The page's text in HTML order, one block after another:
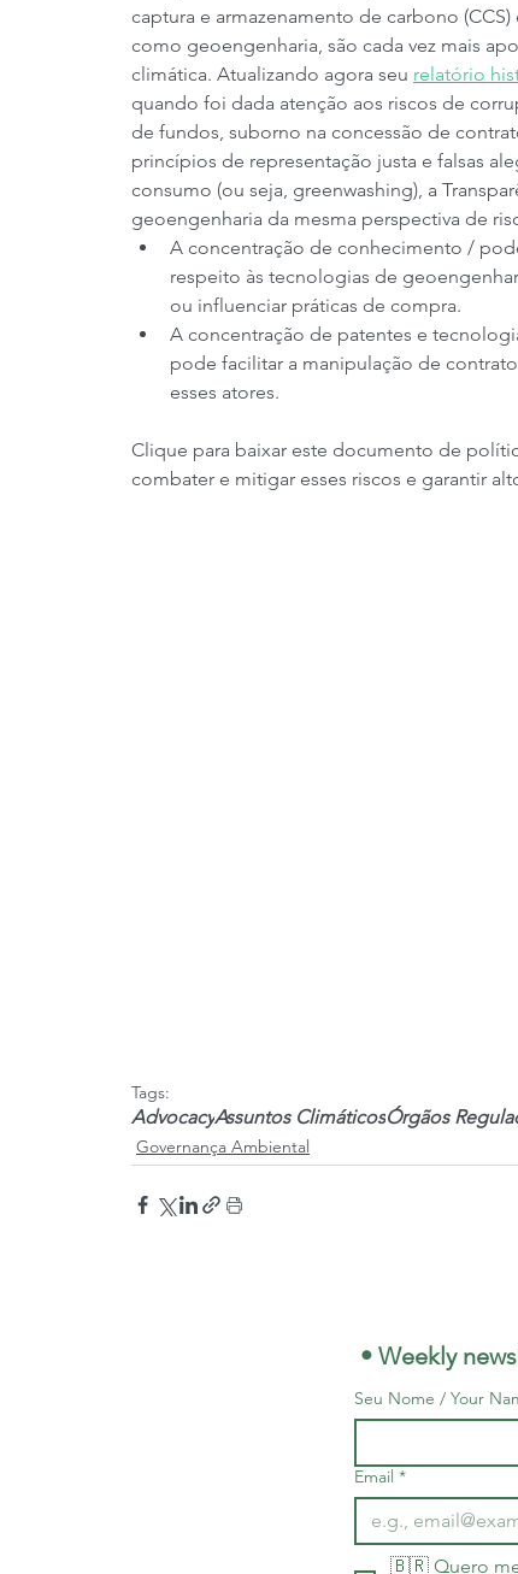
captura e armazenamento de carbono
como geoengenharia, são cada vez mais
climática. Atualizando agora seu relatório
quando foi dada atenção aos riscos de
de fundos, suborno na concessão de
princípios de representação justa e falsas
consumo (ou seja, greenwashing), a
geoengenharia da mesma perspectiva de
A concentração de conhecimento /
respeito às tecnologias de
ou influenciar práticas de compra.
A concentração de patentes e
pode facilitar a manipulação de
esses atores.
Clique para baixar este documento de
combater e mitigar esses riscos e garantir
Tags:
AdvocacyAssuntos ClimáticosÓrgãos
Governança Ambiental
• Weekly
Seu Nome / Your
Email *
🇧🇷 Quero me